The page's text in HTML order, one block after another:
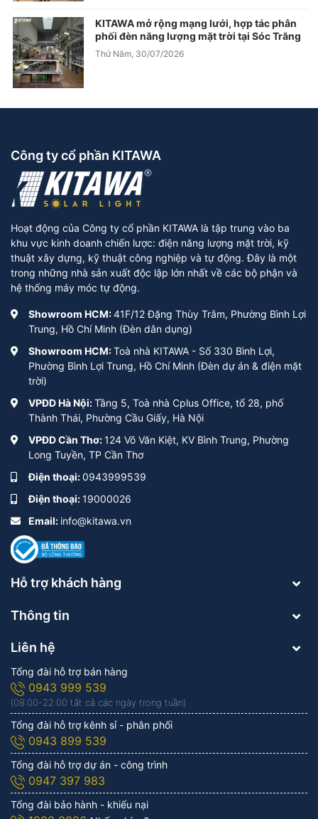
KITAWA mở rộng mạng lưới, hợp tác phân
phối đèn năng lượng mặt trời tại Sóc Trăng
Thứ Năm, 30/07/2026
Công ty cổ phần KITAWA
Hoạt động của Công ty cổ phần KITAWA là tập trung vào ba
khu vực kinh doanh chiến lược: điện năng lượng mặt trời, kỹ
thuật xây dựng, kỹ thuật công nghiệp và tự động. Đây là một
trong những nhà sản xuất độc lập lớn nhất về các bộ phận và
hệ thống máy móc tự động.
Showroom HCM:41F/12 Đặng Thùy Trâm, Phường Bình Lợi
Trung, Hồ Chí Minh (Đèn dân dụng)
Showroom HCM:Toà nhà KITAWA - Số 330 Bình Lợi,
Phường Bình Lợi Trung, Hồ Chí Minh (Đèn dự án & điện mặt
trời)
VPĐD Hà Nội:Tầng 5, Toà nhà Cplus Office, tổ 28, phố
Thành Thái, Phường Cầu Giấy, Hà Nội
VPĐD Cần Thơ:124 Võ Văn Kiệt, KV Bình Trung, Phường
Long Tuyền, TP Cần Thơ
Điện thoại:0943999539
Điện thoại:19000026
Email: info@kitawa.vn
Hỗ trợ khách hàng
Thông tin
Liên hệ
Tổng đài hỗ trợ bán hàng
0943 999 539
(08:00-22:00 tất cả các ngày trong tuần)
Tổng đài hỗ trợ kênh sỉ - phân phối
0943 899 539
Tổng đài hỗ trợ dự án - công trình
0947 397 983
Tổng đài bảo hành - khiếu nại